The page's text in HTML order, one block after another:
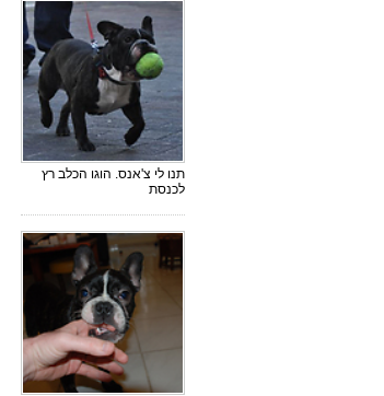
תנו לי צ'אנס. הוגו הכלב רץ
לכנסת